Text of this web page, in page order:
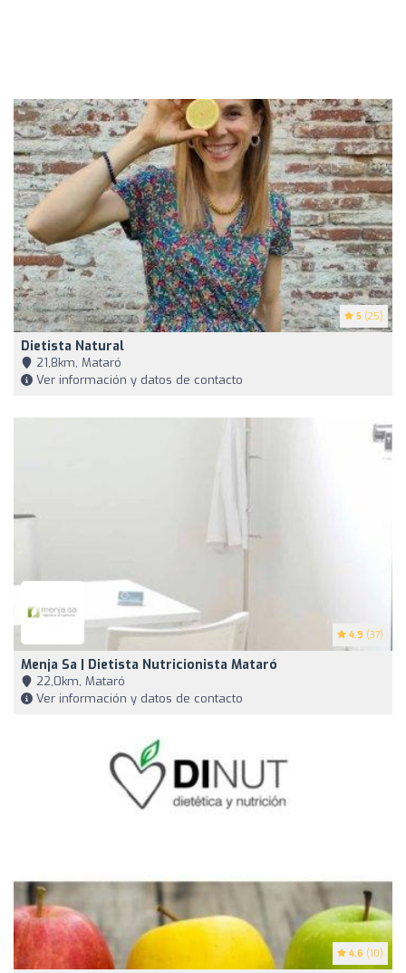
5 (25)
Dietista Natural
21,8km, Mataró
Ver información y datos de contacto
4.9 (37)
Menja Sa | Dietista Nutricionista Mataró
22,0km, Mataró
Ver información y datos de contacto
4.6 (10)